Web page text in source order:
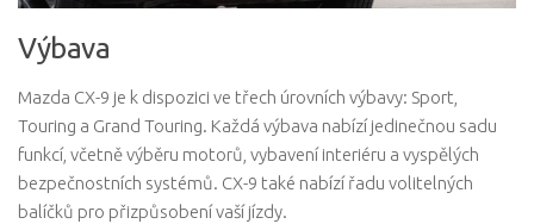
Výbava
Mazda CX-9 je k dispozici ve třech úrovních výbavy: Sport,
Touring a Grand Touring. Každá výbava nabízí jedinečnou sadu
funkcí, včetně výběru motorů, vybavení interiéru a vyspělých
bezpečnostních systémů. CX-9 také nabízí řadu volitelných
balíčků pro přizpůsobení vaší jízdy.